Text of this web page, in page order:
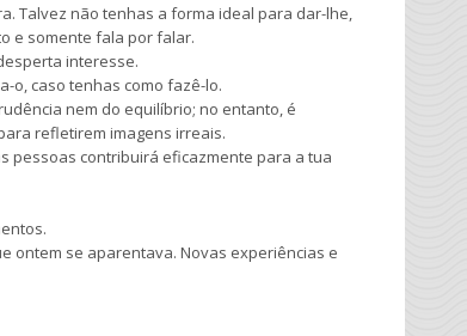
Talvez não tenhas a forma ideal para dar-lhe,
e somente fala por falar.
interesse.
o, caso tenhas como fazê-lo.
nem do equilíbrio; no entanto, é
refletirem imagens irreais.
pessoas contribuirá eficazmente para a tua
ontem se aparentava. Novas experiências e